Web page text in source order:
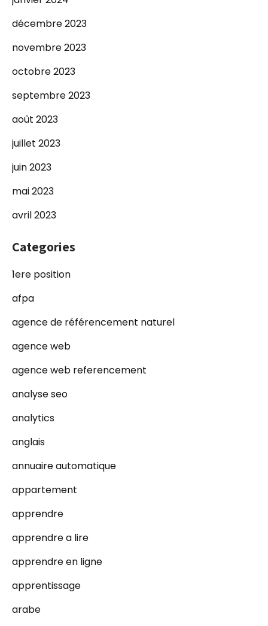
décembre 2023
novembre 2023
octobre 2023
septembre 2023
août 2023
juillet 2023
juin 2023
mai 2023
avril 2023
Categories
1ere position
afpa
agence de référencement naturel
agence web
agence web referencement
analyse seo
analytics
anglais
annuaire automatique
appartement
apprendre
apprendre a lire
apprendre en ligne
apprentissage
arabe